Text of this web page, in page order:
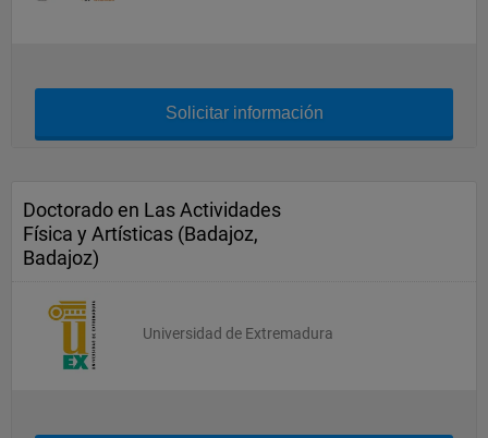
Solicitar información
Doctorado en Las Actividades
Física y Artísticas (Badajoz,
Badajoz)
Universidad de Extremadura